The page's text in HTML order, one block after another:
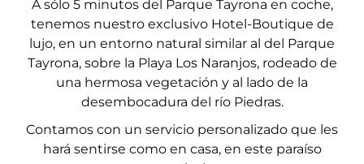
A sólo 5 minutos del Parque Tayrona en coche,
tenemos nuestro exclusivo Hotel-Boutique de
lujo, en un entorno natural similar al del Parque
Tayrona, sobre la Playa Los Naranjos, rodeado de
una hermosa vegetación y al lado de la
desembocadura del río Piedras.
Contamos con un servicio personalizado que les
hará sentirse como en casa, en este paraíso